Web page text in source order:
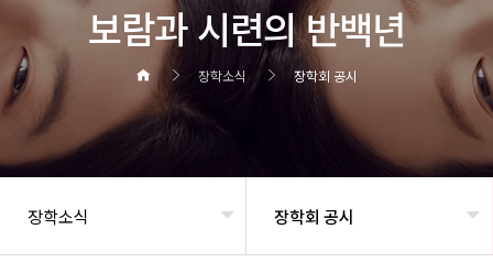
보람과 시련의 반백년
장학소식 장학회 공시
장학소식 장학회 공시